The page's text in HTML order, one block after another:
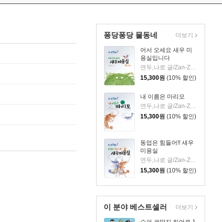
퐁당퐁당 물동네
어서 오세요 새우 미
용실입니다
연두,나로 글/Zan-Zacques H. 그림
15,300원 (10% 할인)
내 이름은 마리모
15,300원 (10% 할인)
동업은 힘들어!! 새우
미용실
연두,나로 글/Zan-Zacques H. 그림
15,300원 (10% 할인)
더보기
이 분야 베스트셀러 더보기